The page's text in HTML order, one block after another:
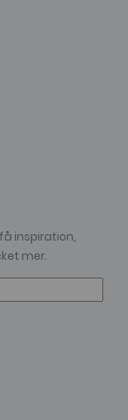
inspiration,
mer.